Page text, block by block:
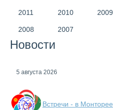
2011 2010 2009
2008 2007
Новости
5 августа 2026
Встречи - в Монторее